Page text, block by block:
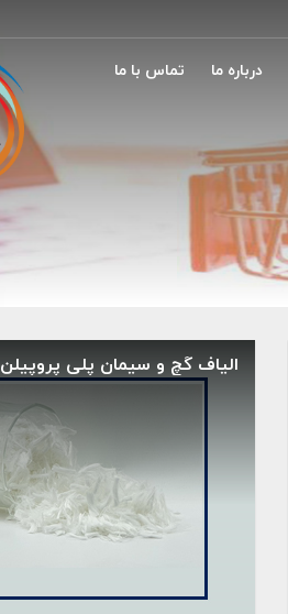
درباره ما تماس با ما
الیاف گچ و سیمان پلی پروپیلن